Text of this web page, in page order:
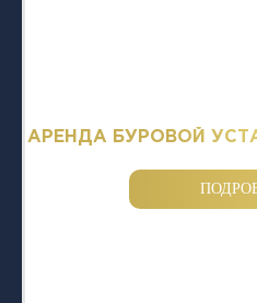
АРЕНДА БУРОВОЙ